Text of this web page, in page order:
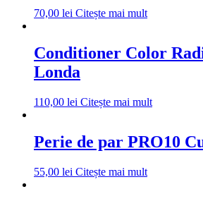
70,00 lei Citește mai mult
Conditioner Color
Londa
110,00 lei Citește mai mult
Perie de par PRO10
55,00 lei Citește mai mult